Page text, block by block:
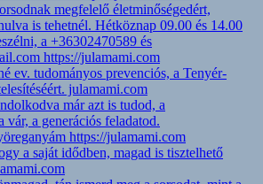
megfelelő életminőségedért,
is tehetnél. Hétköznap 09.00 és 14.00
a +36302470589 és
https://julamami.com
ev. tudományos prevenciós, a Tenyér-
julamami.com
már azt is tudod, a
vár, a generációs feladatod.
https://julamami.com
a saját idődben, magad is tisztelhető